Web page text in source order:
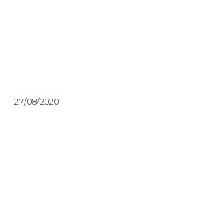
27/08/2020